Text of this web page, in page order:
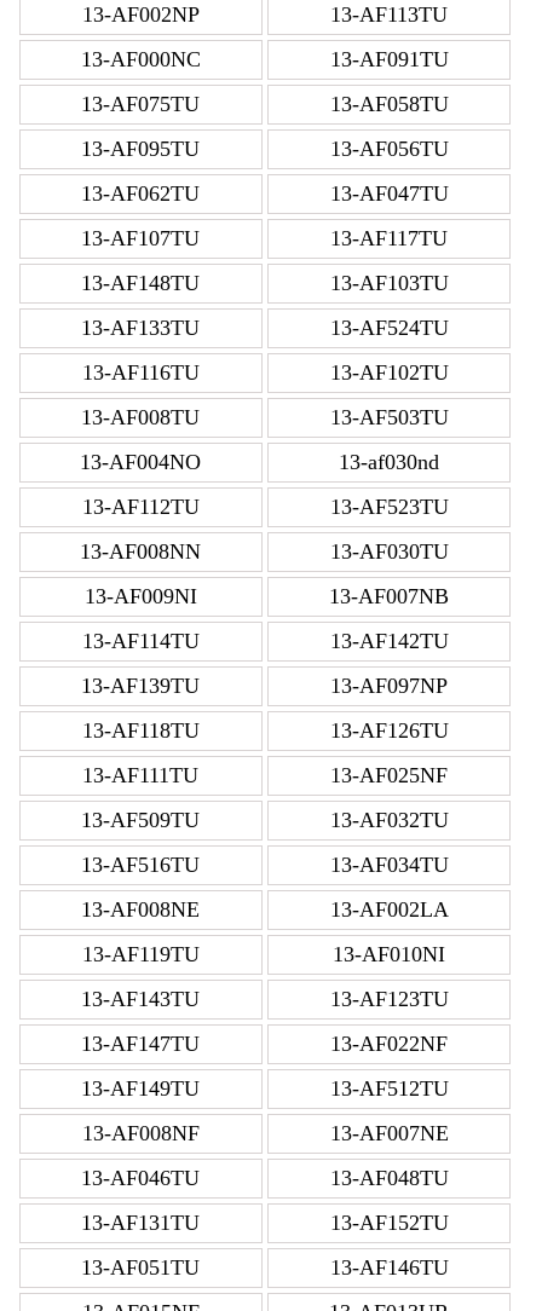
13-AF002NP
13-AF113TU
13-AF000NC
13-AF091TU
13-AF075TU
13-AF058TU
13-AF095TU
13-AF056TU
13-AF062TU
13-AF047TU
13-AF107TU
13-AF117TU
13-AF148TU
13-AF103TU
13-AF133TU
13-AF524TU
13-AF116TU
13-AF102TU
13-AF008TU
13-AF503TU
13-AF004NO
13-af030nd
13-AF112TU
13-AF523TU
13-AF008NN
13-AF030TU
13-AF009NI
13-AF007NB
13-AF114TU
13-AF142TU
13-AF139TU
13-AF097NP
13-AF118TU
13-AF126TU
13-AF111TU
13-AF025NF
13-AF509TU
13-AF032TU
13-AF516TU
13-AF034TU
13-AF008NE
13-AF002LA
13-AF119TU
13-AF010NI
13-AF143TU
13-AF123TU
13-AF147TU
13-AF022NF
13-AF149TU
13-AF512TU
13-AF008NF
13-AF007NE
13-AF046TU
13-AF048TU
13-AF131TU
13-AF152TU
13-AF051TU
13-AF146TU